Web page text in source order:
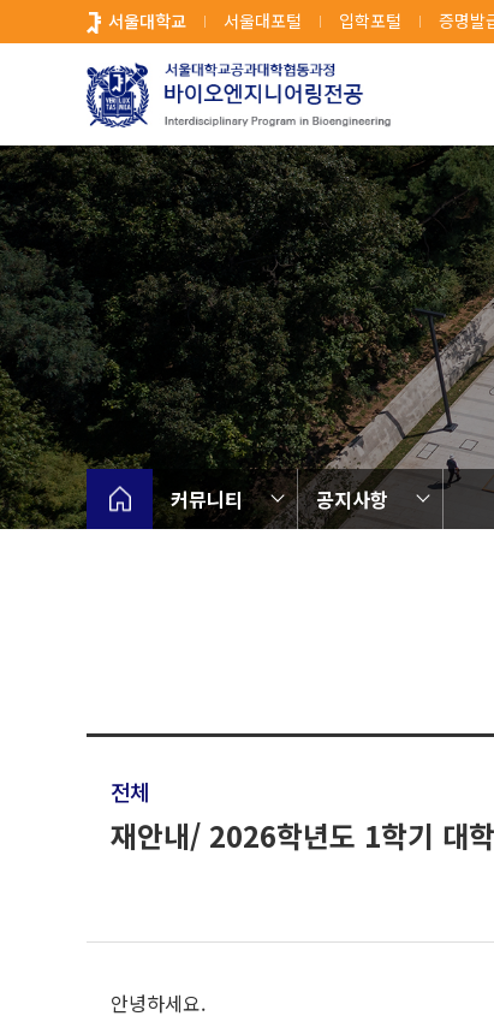
로
뉴
서울대학교 서울대포털 입학포털 증명발
커뮤니티 공지사항
전체
재안내/ 2026학년도 1학기 대
안녕하세요.